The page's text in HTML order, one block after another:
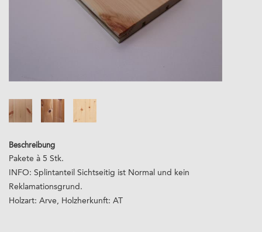
Beschreibung
Pakete à 5 Stk.
INFO: Splintanteil Sichtseitig ist Normal und kein
Reklamationsgrund.
Holzart: Arve, Holzherkunft: AT